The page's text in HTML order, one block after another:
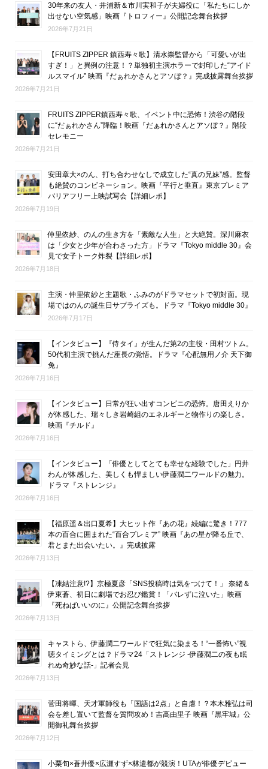
30年来の友人・井浦新＆市川実和子が夫婦役に「私たちにしか
出せない空気感」映画『トロフィー』公開記念舞台挨拶
2026年7月21日
【FRUITS ZIPPER 鎮西寿々歌】清水崇監督から「可愛いが出
すぎ！」と異例の注意！？単独初主演ホラーで封印した“アイド
ルスマイル” 映画『だぁれかさんとアソぼ？』完成披露舞台挨拶
2026年7月21日
FRUITS ZIPPER鎮西寿々歌、イベント中に恐怖！渋谷の階段
に“だぁれかさん”降臨！映画『だぁれかさんとアソぼ？』階段
セレモニー
2026年7月21日
安田章大×のん、打ち合わせなしで成立した“真の兄妹”感。監督
も絶賛のコンビネーション。映画『平行と垂直』東京プレミア
バリアフリー上映試写会【詳細レポ】
2026年7月19日
仲里依紗、のんの生き方を「素敵な人生」と大絶賛。深川麻衣
は「少女と少年が合わさった方」ドラマ『Tokyo middle 30』会
見で女子トーク炸裂【詳細レポ】
2026年7月18日
主演・仲里依紗と主題歌・ふみのがドラマセットで初対面。現
場ではのんの誕生日サプライズも。ドラマ『Tokyo middle 30』
2026年7月17日
【インタビュー】『侍タイ』が生んだ第2の主役・田村ツトム。
50代初主演で挑んだ座長の覚悟。ドラマ『心配無用ノ介 天下御
免』
2026年7月16日
【インタビュー】日常が狂い出すコンビニの恐怖。唐田えりか
が体感した、瑞々しき岩崎組のエネルギーと物作りの楽しさ。
映画『チルド』
2026年7月16日
【インタビュー】「俳優としてとても幸せな経験でした」円井
わんが体感した、美しくも悍ましい伊藤潤二ワールドの魅力。
ドラマ『ストレンジ』
2026年7月16日
【福原遥＆出口夏希】大ヒット作『あの花』続編に驚き！777
本の百合に囲まれた“百合プレミア” 映画『あの星が降る丘で、
君とまた出会いたい。』完成披露
2026年7月13日
【凍結注意!?】京極夏彦「SNS投稿時は気をつけて！」 奈緒＆
伊東蒼、初日に劇場でお忍び鑑賞！「バレずに泣いた」映画
『死ねばいいのに』公開記念舞台挨拶
2026年7月13日
キャストら、伊藤潤二ワールドで狂気に染まる！“一番怖い”視
聴タイミングとは？ドラマ24「ストレンジ -伊藤潤二の夜も眠
れぬ奇妙な話-」記者会見
2026年7月13日
菅田将暉、天才軍師役も「国語は2点」と自虐！？本木雅弘は司
会を差し置いて監督を質問攻め！吉高由里子 映画『黒牢城』公
開御礼舞台挨拶
2026年7月12日
小栗旬×蒼井優×広瀬すず×林遣都が競演！UTAが俳優デビュー